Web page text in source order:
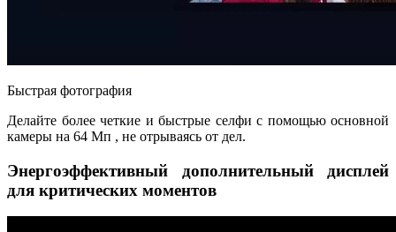
Быстрая фотография
Делайте более четкие и быстрые селфи с помощью основной
камеры на 64 Мп , не отрываясь от дел.
Энергоэффективный дополнительный дисплей
для критических моментов